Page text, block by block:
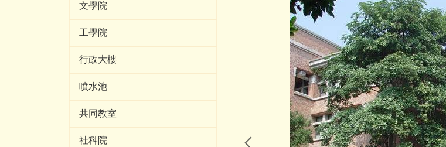
文學院
工學院
行政大樓
噴水池
共同教室
社科院